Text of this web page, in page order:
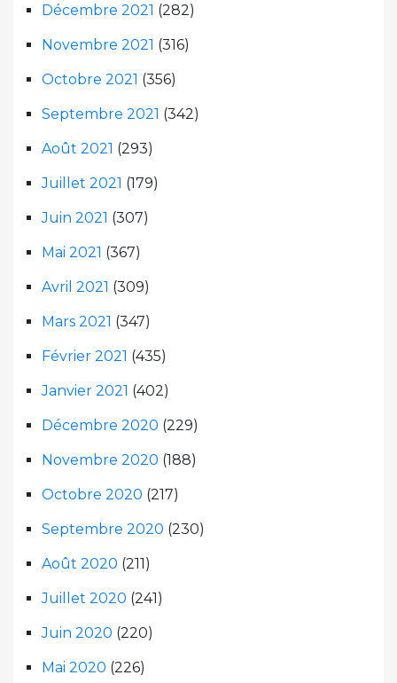
Décembre 2021 (282)
Novembre 2021 (316)
Octobre 2021 (356)
Septembre 2021 (342)
Août 2021 (293)
Juillet 2021 (179)
Juin 2021 (307)
Mai 2021 (367)
Avril 2021 (309)
Mars 2021 (347)
Février 2021 (435)
Janvier 2021 (402)
Décembre 2020 (229)
Novembre 2020 (188)
Octobre 2020 (217)
Septembre 2020 (230)
Août 2020 (211)
Juillet 2020 (241)
Juin 2020 (220)
Mai 2020 (226)